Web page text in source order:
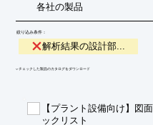
な取り組みです。
各社の製品
絞り込み条件：
解析結果の設計部...
​▼チェックした製品のカタログをダウンロード
【プラント設備向け】図
ックリスト